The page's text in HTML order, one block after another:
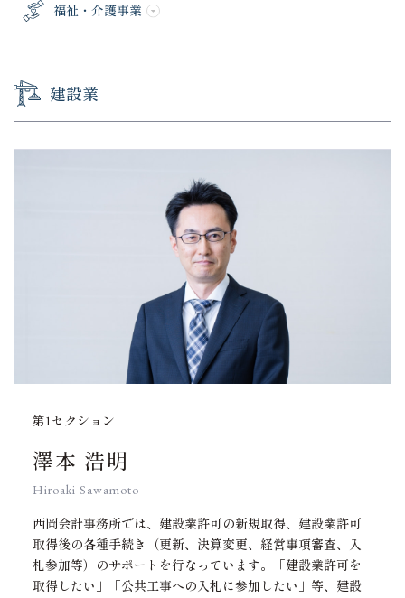
福祉・介護事業
建設業
第1セクション
澤本 浩明
Hiroaki Sawamoto
西岡会計事務所では、建設業許可の新規取得、建設業許可
取得後の各種手続き（更新、決算変更、経営事項審査、入
札参加等）のサポートを行なっています。「建設業許可を
取得したい」「公共工事への入札に参加したい」等、建設